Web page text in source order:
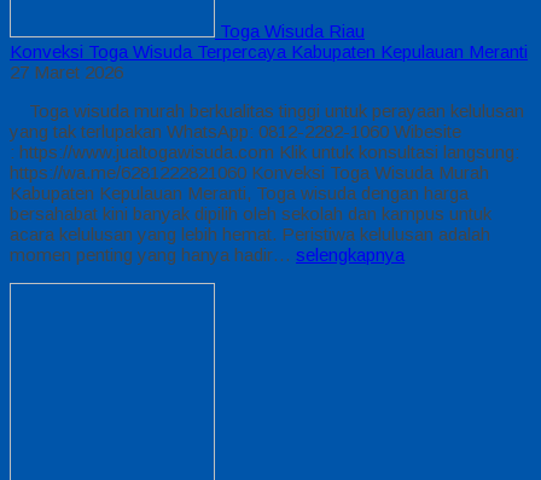
Toga Wisuda Riau
Konveksi Toga Wisuda Terpercaya Kabupaten Kepulauan Meranti
27 Maret 2026
Toga wisuda murah berkualitas tinggi untuk perayaan kelulusan
yang tak terlupakan WhatsApp: 0812-2282-1060 Wibesite
: https://www.jualtogawisuda.com Klik untuk konsultasi langsung:
https://wa.me/6281222821060 Konveksi Toga Wisuda Murah
Kabupaten Kepulauan Meranti, Toga wisuda dengan harga
bersahabat kini banyak dipilih oleh sekolah dan kampus untuk
acara kelulusan yang lebih hemat. Peristiwa kelulusan adalah
momen penting yang hanya hadir… selengkapnya